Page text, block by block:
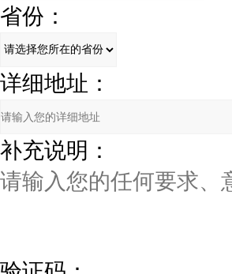
省份：
详细地址：
补充说明：